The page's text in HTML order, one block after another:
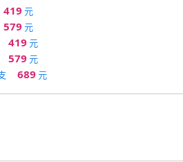
419 元
579 元
419 元
579 元
689 元